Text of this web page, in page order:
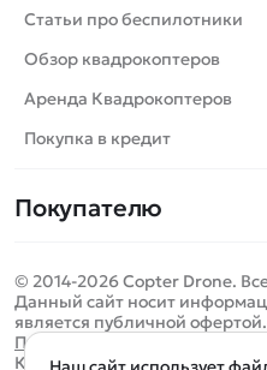
Катера
Роботы
Самолеты
Сборные модели
Спецтехника
Игрушки
Запчасти для моделей
Статьи про беспилотники
Обзор квадрокоптеров
Аренда Квадрокоптеров
Покупка в кредит
Покупателю
Оплата и доставка
Помощь
© 2014-2026 Copter Drone.
Данный сайт носит
является публичной офертой.
Политика
Карта сайта
Определить